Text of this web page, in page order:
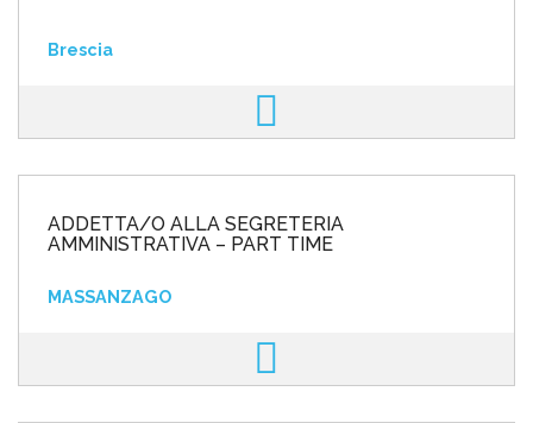
Brescia
ADDETTA/O ALLA SEGRETERIA
AMMINISTRATIVA – PART TIME
MASSANZAGO